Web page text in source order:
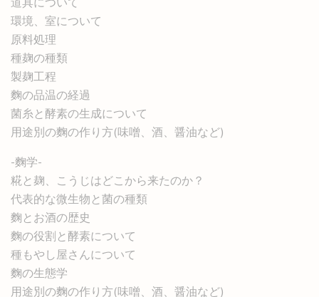
環境、室について
原料処理
種麹の種類
製麹工程
麴の品温の経過
菌糸と酵素の生成について
用途別の麴の作り方(味噌、酒、醤油など)
-麴学-
糀と麹、こうじはどこから来たのか？
代表的な微生物と菌の種類
麴とお酒の歴史
麴の役割と酵素について
種もやし屋さんについて
麴の生態学
用途別の麴の作り方(味噌、酒、醤油など)